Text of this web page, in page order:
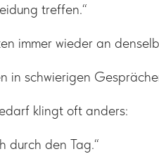
treffen.“
immer wieder an
in schwierigen
klingt oft anders:
durch den Tag.“